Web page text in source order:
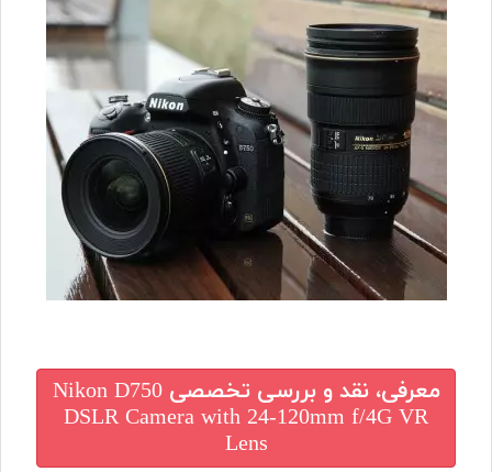
معرفی، نقد و بررسی تخصصیNikon D750
DSLR Camera with 24-120mm f/4G VR
Lens